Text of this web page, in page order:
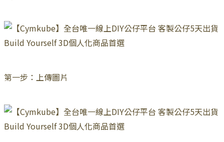
第一步：上傳圖片